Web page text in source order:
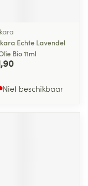
Echte Lavendel
Bio 11ml
Niet beschikbaar